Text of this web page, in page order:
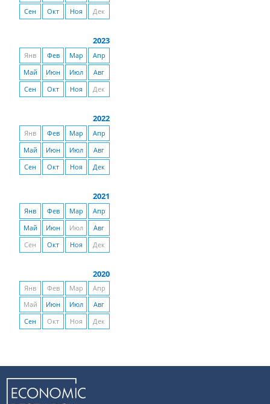
Сен
Окт Ноя Дек
2023
Янв Фев Мар
Апр
Май
Июн Июл
Авг
Сен
Окт Ноя Дек
2022
Янв Фев Мар
Апр
Май
Июн Июл
Авг
Сен
Окт Ноя Дек
2021
Янв Фев Мар
Апр
Май
Июн Июл
Авг
Сен
Окт Ноя Дек
2020
Янв Фев Мар
Апр
Май
Июн Июл
Авг
Сен
Окт Ноя Дек